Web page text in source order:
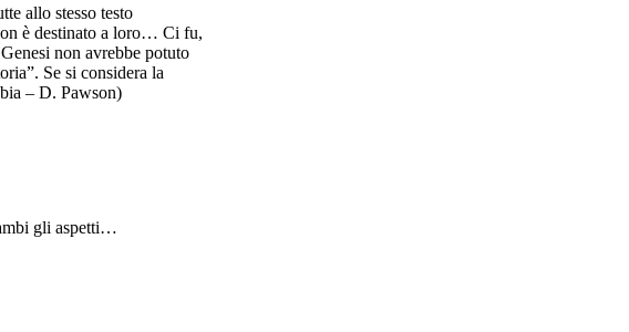
allo stesso testo
è destinato a loro… Ci fu,
non avrebbe potuto
Se si considera la
– D. Pawson)
gli aspetti…